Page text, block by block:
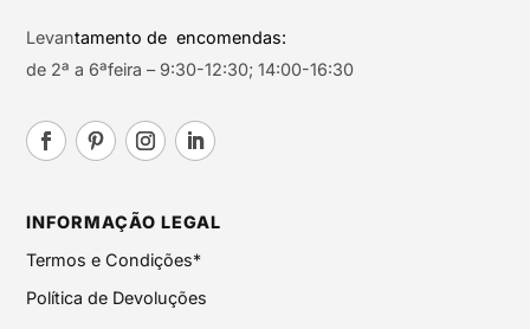
Levantamento de encomendas:
de 2ª a 6ªfeira – 9:30-12:30; 14:00-16:30
INFORMAÇÃO LEGAL
Termos e Condições*
Política de Devoluções